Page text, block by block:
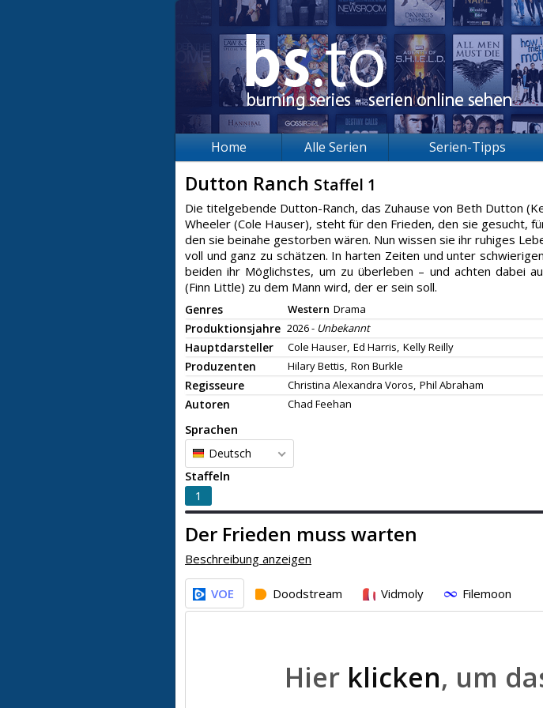
Home Alle Serien Serien-Tipps
Dutton Ranch Staffel 1
Die titelgebende Dutton-Ranch, das Zuhause von Beth Dutton
Wheeler (Cole Hauser), steht für den Frieden, den sie gesucht,
den sie beinahe gestorben wären. Nun wissen sie ihr ruhiges
voll und ganz zu schätzen. In harten Zeiten und unter
beiden ihr Möglichstes, um zu überleben – und achten dabei
(Finn Little) zu dem Mann wird, der er sein soll.
Genres Western Drama
Produktionsjahre 2026 - Unbekannt
Hauptdarsteller Cole Hauser, Ed Harris, Kelly Reilly
Produzenten Hilary Bettis, Ron Burkle
Regisseure Christina Alexandra Voros, Phil Abraham
Autoren Chad Feehan
Sprachen
Deutsch
Staffeln
1
Der Frieden muss warten
Beschreibung anzeigen
VOE Doodstream Vidmoly Filemoon
Hier klicken, um